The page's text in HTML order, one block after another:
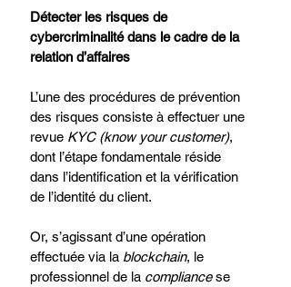
Détecter les risques de
cybercriminalité dans le cadre de la
relation d’affaires
L’une des procédures de prévention
des risques consiste à effectuer une
revue KYC (know your customer),
dont l’étape fondamentale réside
dans l’identification et la vérification
de l’identité du client.
Or, s’agissant d’une opération
effectuée via la blockchain, le
professionnel de la compliance se